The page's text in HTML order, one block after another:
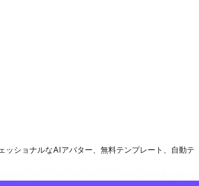
ショナルなAIアバター、無料テンプレート、自動テ